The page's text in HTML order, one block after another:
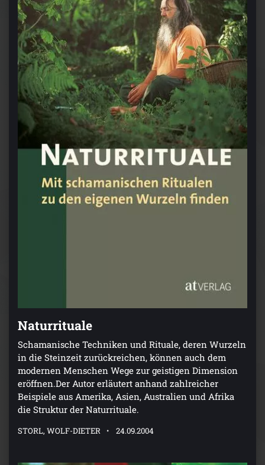
Naturrituale
Schamanische Techniken und Rituale, deren Wurzeln
in die Steinzeit zurückreichen, können auch dem
modernen Menschen Wege zur geistigen Dimension
eröffnen.Der Autor erläutert anhand zahlreicher
Beispiele aus Amerika, Asien, Australien und Afrika
die Struktur der Naturrituale.
STORL, WOLF-DIETER 24.09.2004